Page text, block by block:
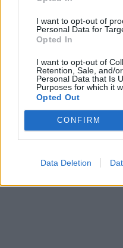
I want to opt-out of
Personal Data for
Opted In
I want to opt-out of
Retention, Sale, and/
Personal Data that Is
Purposes for which it
Opted Out
CONFIRM
Data Deletion